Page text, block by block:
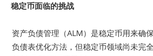
稳定币面临的挑战
资产负债管理（ALM）是稳定币用来确
负债表优化方法，但稳定币领域尚未完